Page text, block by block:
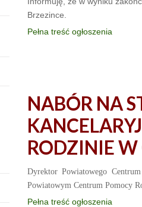
Brzezince.
Pełna treść ogłoszenia
NABÓR NA
RODZINIE W
Dyrektor Powiatowego
Powiatowym Centrum Pomocy
Pełna treść ogłoszenia